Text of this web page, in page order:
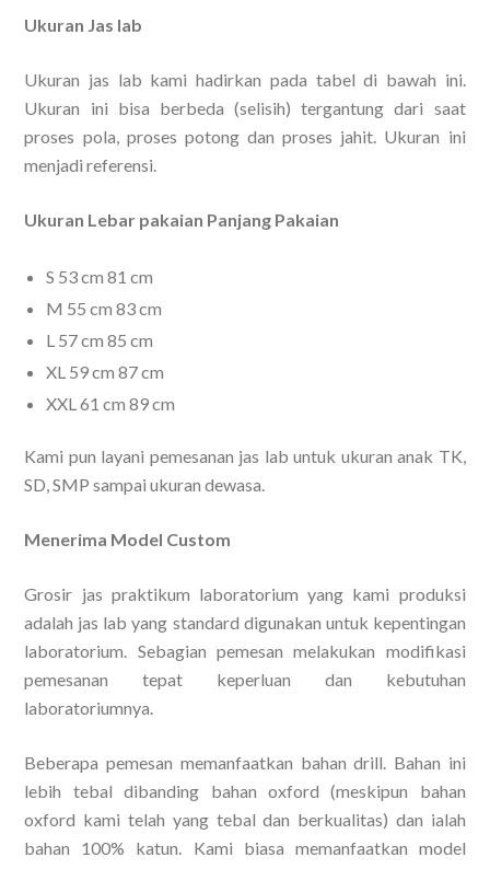
Ukuran Jas lab
Ukuran jas lab kami hadirkan pada tabel di bawah ini.
Ukuran ini bisa berbeda (selisih) tergantung dari saat
proses pola, proses potong dan proses jahit. Ukuran ini
menjadi referensi.
Ukuran Lebar pakaian Panjang Pakaian
S 53 cm 81 cm
M 55 cm 83 cm
L 57 cm 85 cm
XL 59 cm 87 cm
XXL 61 cm 89 cm
Kami pun layani pemesanan jas lab untuk ukuran anak TK,
SD, SMP sampai ukuran dewasa.
Menerima Model Custom
Grosir jas praktikum laboratorium yang kami produksi
adalah jas lab yang standard digunakan untuk kepentingan
laboratorium. Sebagian pemesan melakukan modifikasi
pemesanan tepat keperluan dan kebutuhan
laboratoriumnya.
Beberapa pemesan memanfaatkan bahan drill. Bahan ini
lebih tebal dibanding bahan oxford (meskipun bahan
oxford kami telah yang tebal dan berkualitas) dan ialah
bahan 100% katun. Kami biasa memanfaatkan model